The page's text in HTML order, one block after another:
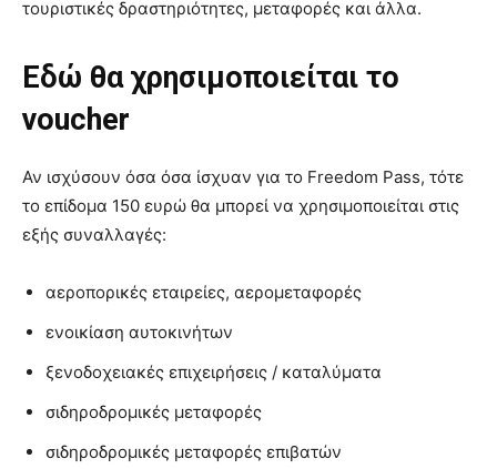
τουριστικές δραστηριότητες, μεταφορές και άλλα.
Εδώ θα χρησιμοποιείται το
voucher
Αν ισχύσουν όσα όσα ίσχυαν για το Freedom Pass, τότε
το επίδομα 150 ευρώ θα μπορεί να χρησιμοποιείται στις
εξής συναλλαγές:
αεροπορικές εταιρείες, αερομεταφορές
ενοικίαση αυτοκινήτων
ξενοδοχειακές επιχειρήσεις / καταλύματα
σιδηροδρομικές μεταφορές
σιδηροδρομικές μεταφορές επιβατών